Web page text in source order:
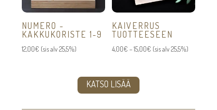
NUMERO -
KAKKUKORISTE 1-9
12,00€ (sis alv 25,5%)
KAIVERRUS
TUOTTEESEEN
4,00€ –15,00€ Hintaluokka:
(sis alv 25,5%)
KATSO LISÄÄ